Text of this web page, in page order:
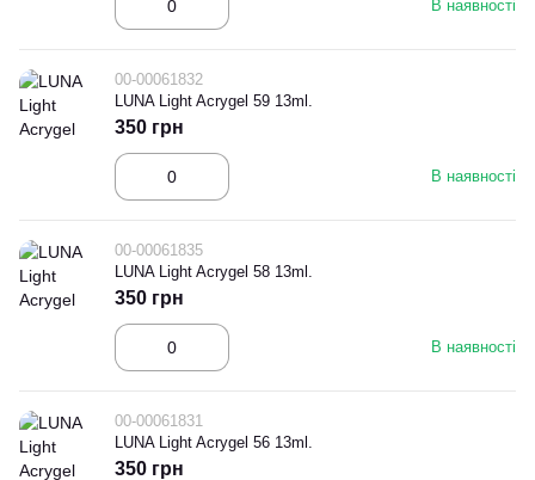
В наявності
00-00061832
LUNA Light Acrygel 59 13ml.
В наявності
350 грн
00-00061835
LUNA Light Acrygel 58 13ml.
В наявності
350 грн
00-00061831
LUNA Light Acrygel 56 13ml.
350 грн